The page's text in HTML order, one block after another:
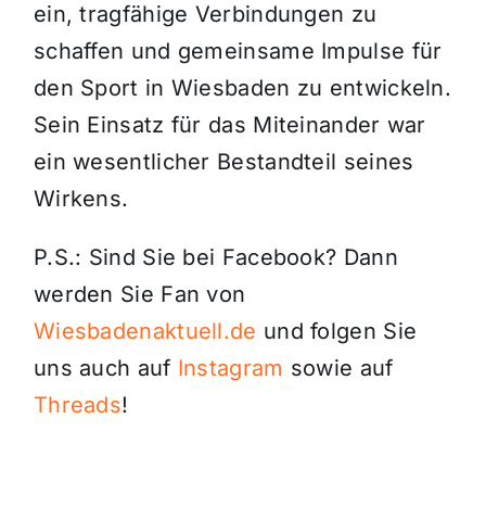
ein, tragfähige Verbindungen zu
schaffen und gemeinsame Impulse für
den Sport in Wiesbaden zu entwickeln.
Sein Einsatz für das Miteinander war
ein wesentlicher Bestandteil seines
Wirkens.
P.S.: Sind Sie bei Facebook? Dann
werden Sie Fan von
Wiesbadenaktuell.de und folgen Sie
uns auch auf Instagram sowie auf
Threads!